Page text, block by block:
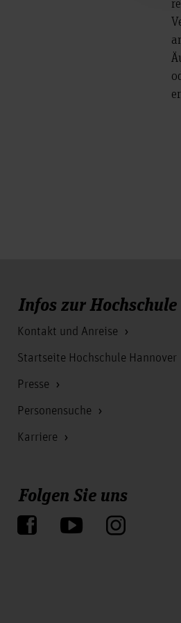
Infos zur Hochschule
Kontakt und Anreise
Startseite Hochschule Hannover
Presse
Personensuche
Karriere
Folgen Sie uns